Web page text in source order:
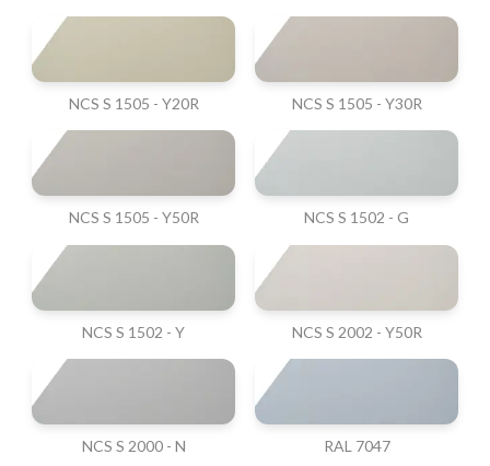
NCS S 1505 - Y20R NCS S 1505 - Y30R
NCS S 1505 - Y50R NCS S 1502 - G
NCS S 1502 - Y NCS S 2002 - Y50R
NCS S 2000 - N RAL 7047